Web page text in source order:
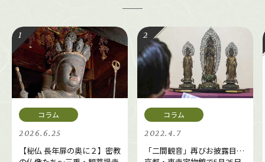
2026.6.25
【秘仏 長年扉の奥に２】密教
2022.4.7
「二間観音」再びお披露目…